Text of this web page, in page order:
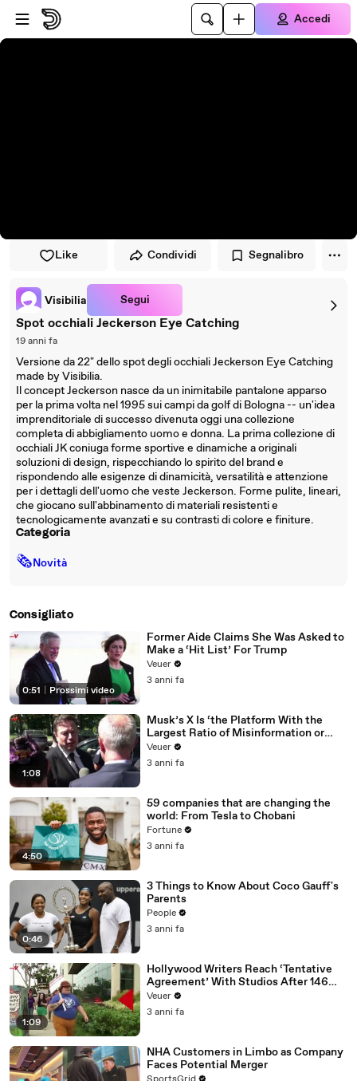
Vai al lettore
Passa al contenuto principale
Accedi
Like Condividi Segnalibro
Visibilia Segui
Spot occhiali Jeckerson Eye Catching
19 anni fa
Versione da 22" dello spot degli occhiali Jeckerson Eye Catching
made by Visibilia.
Il concept Jeckerson nasce da un inimitabile pantalone apparso
per la prima volta nel 1995 sui campi da golf di Bologna -- un'idea
imprenditoriale di successo divenuta oggi una collezione
completa di abbigliamento uomo e donna. La prima collezione di
occhiali JK coniuga forme sportive e dinamiche a originali
soluzioni di design, rispecchiando lo spirito del brand e
rispondendo alle esigenze di dinamicità, versatilità e attenzione
per i dettagli dell'uomo che veste Jeckerson. Forme pulite, lineari,
che giocano sull'abbinamento di materiali resistenti e
tecnologicamente avanzati e su contrasti di colore e finiture.
Categoria
🗞Novità
Consigliato
0:51 Prossimi video
Former Aide Claims She Was Asked to
Make a ‘Hit List’ For Trump
Veuer
3 anni fa
1:08
Musk’s X Is ‘the Platform With the
Largest Ratio of Misinformation or
Disinformation’ Amongst All Social
Media Platforms
Veuer
3 anni fa
4:50
59 companies that are changing the
world: From Tesla to Chobani
Fortune
3 anni fa
0:46
3 Things to Know About Coco Gauff's
Parents
People
3 anni fa
1:09
Hollywood Writers Reach ‘Tentative
Agreement’ With Studios After 146
Day Strike
Veuer
3 anni fa
NHA Customers in Limbo as Company
Faces Potential Merger